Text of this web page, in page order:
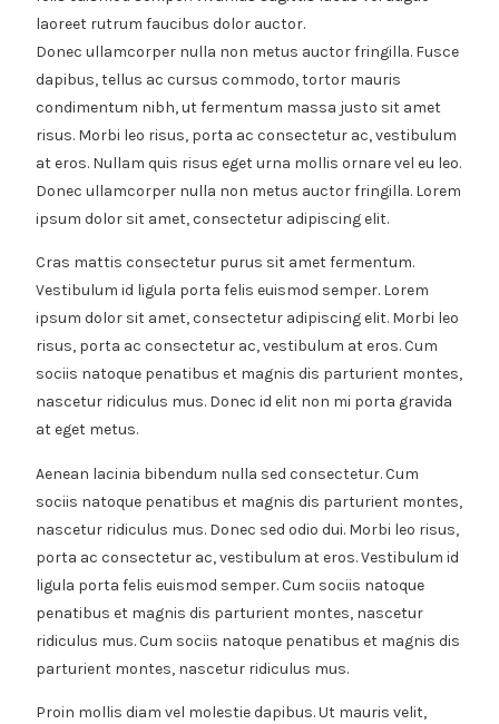
laoreet rutrum faucibus dolor auctor.
Donec ullamcorper nulla non metus auctor fringilla. Fusce
dapibus, tellus ac cursus commodo, tortor mauris
condimentum nibh, ut fermentum massa justo sit amet
risus. Morbi leo risus, porta ac consectetur ac, vestibulum
at eros. Nullam quis risus eget urna mollis ornare vel eu leo.
Donec ullamcorper nulla non metus auctor fringilla. Lorem
ipsum dolor sit amet, consectetur adipiscing elit.
Cras mattis consectetur purus sit amet fermentum.
Vestibulum id ligula porta felis euismod semper. Lorem
ipsum dolor sit amet, consectetur adipiscing elit. Morbi leo
risus, porta ac consectetur ac, vestibulum at eros. Cum
sociis natoque penatibus et magnis dis parturient montes,
nascetur ridiculus mus. Donec id elit non mi porta gravida
at eget metus.
Aenean lacinia bibendum nulla sed consectetur. Cum
sociis natoque penatibus et magnis dis parturient montes,
nascetur ridiculus mus. Donec sed odio dui. Morbi leo risus,
porta ac consectetur ac, vestibulum at eros. Vestibulum id
ligula porta felis euismod semper. Cum sociis natoque
penatibus et magnis dis parturient montes, nascetur
ridiculus mus. Cum sociis natoque penatibus et magnis dis
parturient montes, nascetur ridiculus mus.
Proin mollis diam vel molestie dapibus. Ut mauris velit,